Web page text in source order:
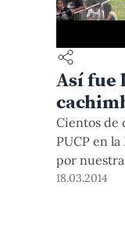
Así fue
Cientos de
PUCP en
por
Primera
18.03.2014